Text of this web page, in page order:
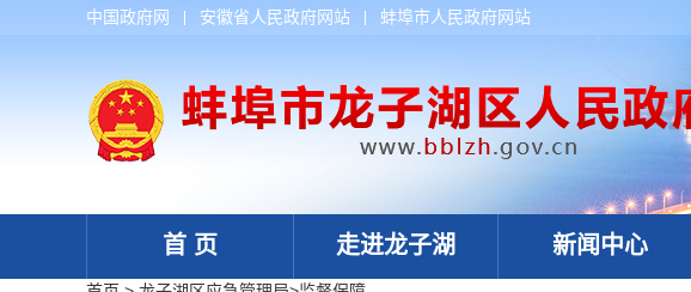
中国政府网 安徽省人民政府网站 蚌埠市人民政府网站
首 页 走进龙子湖 新闻中心